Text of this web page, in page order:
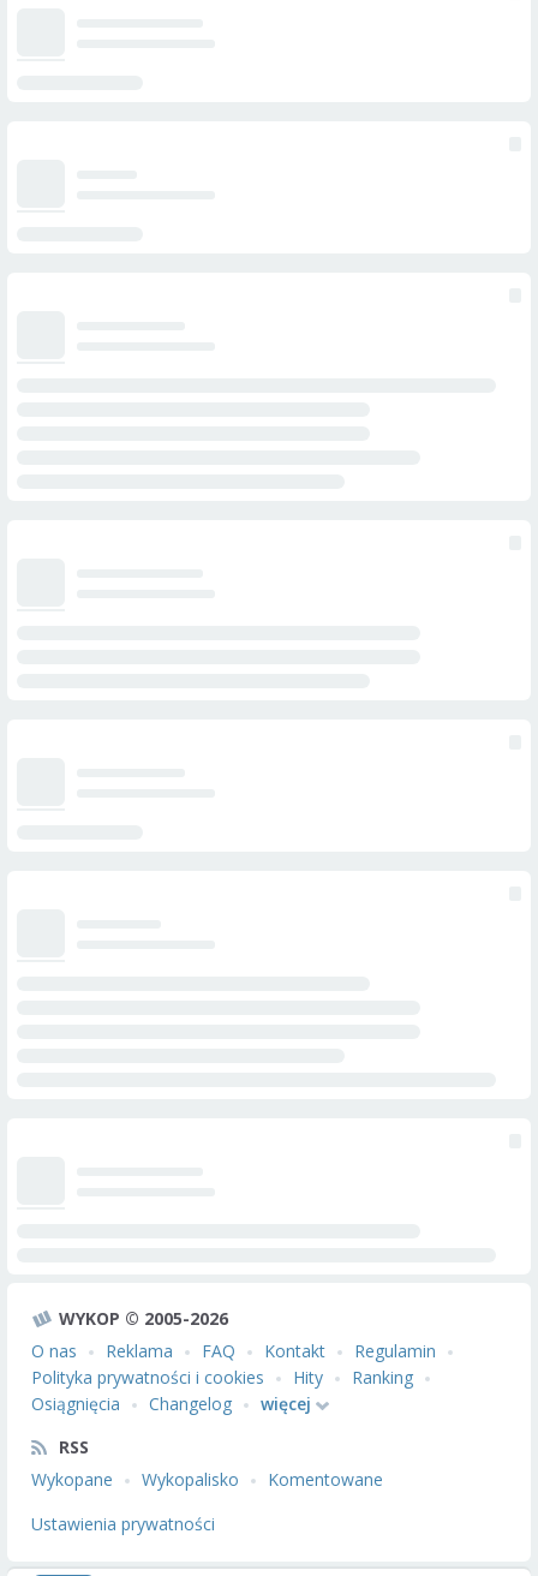
WYKOP © 2005-2026
O nas
Reklama FAQ Kontakt
Regulamin
Polityka prywatności i cookies
Hity
Ranking
Osiągnięcia
Changelog
więcej
RSS
Wykopane
Wykopalisko
Komentowane
Ustawienia prywatności